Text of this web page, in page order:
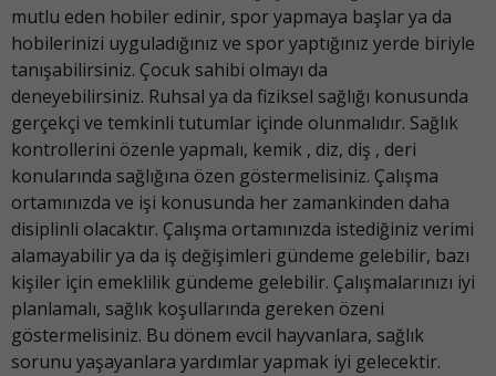
mutlu eden hobiler edinir, spor yapmaya başlar ya da
hobilerinizi uyguladığınız ve spor yaptığınız yerde biriyle
tanışabilirsiniz. Çocuk sahibi olmayı da
deneyebilirsiniz. Ruhsal ya da fiziksel sağlığı konusunda
gerçekçi ve temkinli tutumlar içinde olunmalıdır. Sağlık
kontrollerini özenle yapmalı, kemik , diz, diş , deri
konularında sağlığına özen göstermelisiniz. Çalışma
ortamınızda ve işi konusunda her zamankinden daha
disiplinli olacaktır. Çalışma ortamınızda istediğiniz verimi
alamayabilir ya da iş değişimleri gündeme gelebilir, bazı
kişiler için emeklilik gündeme gelebilir. Çalışmalarınızı iyi
planlamalı, sağlık koşullarında gereken özeni
göstermelisiniz. Bu dönem evcil hayvanlara, sağlık
sorunu yaşayanlara yardımlar yapmak iyi gelecektir.